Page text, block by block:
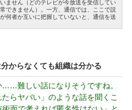
ません（どのテレビが今放送を受信してい
できません）。一方、通信では、ここで説
何者か互いに把握していないと、通信を送
からなくても組織は分かる
……難しい話になりそうですね。
たらヤバい」のような話を聞くこ